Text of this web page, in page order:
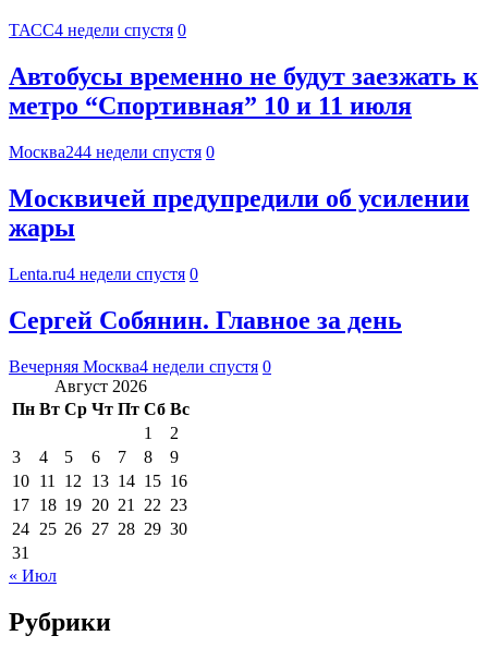
ТАСС4 недели спустя 0
Автобусы временно не будут заезжать к
метро “Спортивная” 10 и 11 июля
Москва244 недели спустя 0
Москвичей предупредили об усилении
жары
Lenta.ru4 недели спустя 0
Сергей Собянин. Главное за день
Вечерняя Москва4 недели спустя 0
Август 2026
Пн Вт Ср Чт Пт Сб Вс
1
2
3
4 5 6 7 8
9
10 11 12 13 14 15 16
17 18 19 20 21 22 23
24 25 26 27 28 29 30
31
« Июл
Рубрики